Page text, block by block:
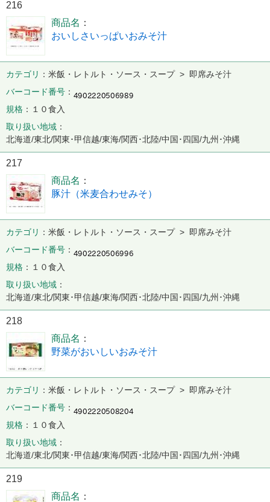
216
商品名
おいしさいっぱいおみそ汁
カテゴリ
米飯・レトルト・ソース・スープ > 即席みそ汁
バーコード番号
規格
１０食入
取り扱い地域
北海道/東北/関東･甲信越/東海/関西･北陸/中国･四国/九州･沖縄
217
商品名
豚汁（米麦合わせみそ）
カテゴリ
米飯・レトルト・ソース・スープ > 即席みそ汁
バーコード番号
規格
１０食入
取り扱い地域
北海道/東北/関東･甲信越/東海/関西･北陸/中国･四国/九州･沖縄
218
商品名
野菜がおいしいおみそ汁
カテゴリ
米飯・レトルト・ソース・スープ > 即席みそ汁
バーコード番号
規格
１０食入
取り扱い地域
北海道/東北/関東･甲信越/東海/関西･北陸/中国･四国/九州･沖縄
219
商品名